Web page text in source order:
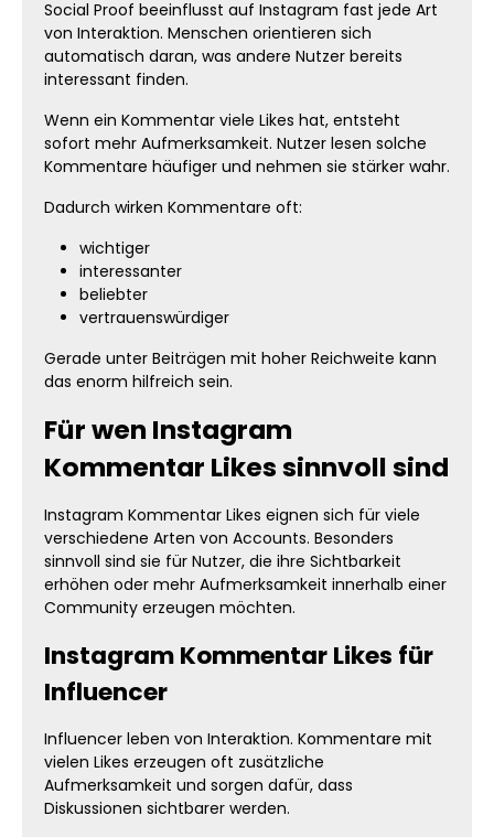
Social Proof beeinflusst auf Instagram fast jede Art
von Interaktion. Menschen orientieren sich
automatisch daran, was andere Nutzer bereits
interessant finden.
Wenn ein Kommentar viele Likes hat, entsteht
sofort mehr Aufmerksamkeit. Nutzer lesen solche
Kommentare häufiger und nehmen sie stärker wahr.
Dadurch wirken Kommentare oft:
wichtiger
interessanter
beliebter
vertrauenswürdiger
Gerade unter Beiträgen mit hoher Reichweite kann
das enorm hilfreich sein.
Für wen Instagram
Kommentar Likes sinnvoll sind
Instagram Kommentar Likes eignen sich für viele
verschiedene Arten von Accounts. Besonders
sinnvoll sind sie für Nutzer, die ihre Sichtbarkeit
erhöhen oder mehr Aufmerksamkeit innerhalb einer
Community erzeugen möchten.
Instagram Kommentar Likes für
Influencer
Influencer leben von Interaktion. Kommentare mit
vielen Likes erzeugen oft zusätzliche
Aufmerksamkeit und sorgen dafür, dass
Diskussionen sichtbarer werden.